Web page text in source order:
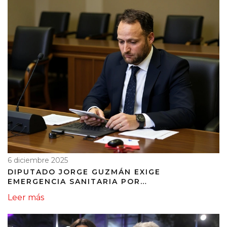
6 diciembre 2025
DIPUTADO JORGE GUZMÁN EXIGE
EMERGENCIA SANITARIA POR
VICHUQUÉN
Leer más